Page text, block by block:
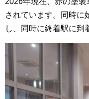
されています。同時に
し、同時に終着駅に到